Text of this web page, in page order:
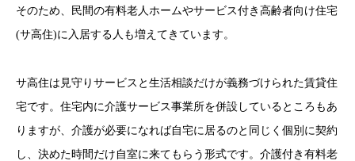
そのため、民間の有料老人ホームやサービス付き高齢者向け住宅
(サ高住)に入居する人も増えてきています。
サ高住は見守りサービスと生活相談だけが義務づけられた賃貸住
宅です。住宅内に介護サービス事業所を併設しているところもあ
りますが、介護が必要になれば自宅に居るのと同じく個別に契約
し、決めた時間だけ自室に来てもらう形式です。介護付き有料老